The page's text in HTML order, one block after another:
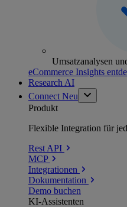
Umsatzanalysen
eCommerce Insights
Research AI
Connect Neu
Produkt
Flexible Integration für
Rest API
MCP
Integrationen
Dokumentation
Demo buchen
KI-Assistenten